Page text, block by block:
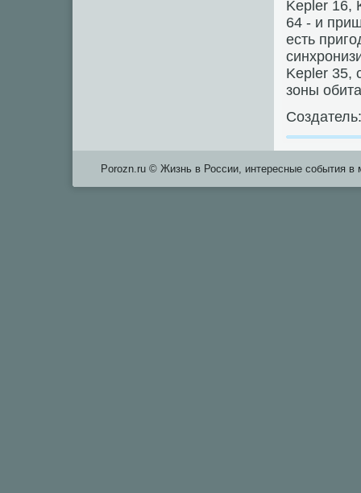
Kepler 16,
64 - и
есть
Kepler 35,
зоны
Porozn.ru © Жизнь в России, интересные события в